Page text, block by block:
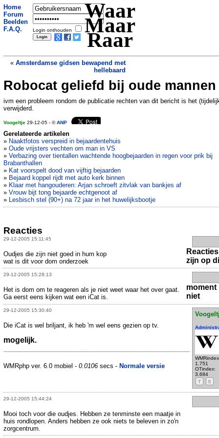
Home
Forum
Beelden
F.A.Q.
Login onthouden
Waar
Maar
Raar
« Amsterdamse gidsen bewapend met
hellebaard
Dode echtgenoot in koffer»
Robocat geliefd bij oude mannen
ivm een probleem rondom de publicatie rechten van dit bericht is het
verwijderd.
Voogeltje 29-12-05 - ©ANP
Gerelateerde artikelen
» Naaktfotos verspreid in bejaardentehuis
» Oude vrijsters vechten om man in VS
» Verbazing over tientallen wachtende hoogbejaarden in regen voor prik bij
Brabanthallen
» Kat voorspelt dood van vijftig bejaarden
» Bejaard koppel rijdt met auto kerk binnen
» Klaar met hangouderen: Arjan schroeft zitvlak van bankjes af
» Vrouw bijt tong bejaarde echtgenoot af
» Lesbisch stel (90+) na 72 jaar in het huwelijksbootje
Reacties
29-12-2005 15:11:45
Oudjes die zijn niet goed in hum kop
wat is dit voor dom onderzoek
29-12-2005 15:28:13
Het is dom om te reageren als je niet weet waar het over gaat.
Ga eerst eens kijken wat een iCat is.
29-12-2005 15:30:40
1.751
OTindex:
3.684
T
S
Die iCat is wel briljant, ik heb 'm wel eens gezien op tv.
29-12-2005 15:44:24
Mooi toch voor die oudjes. Hebben ze tenminste een maatje in
huis rondlopen. Anders hebben ze ook niets te beleven in zo'n
zorgcentrum.
Reacties
zijn op
moment
niet
mogelijk.
WMRphp ver. 6.0 mobiel - 0.0106 secs - Normale versie